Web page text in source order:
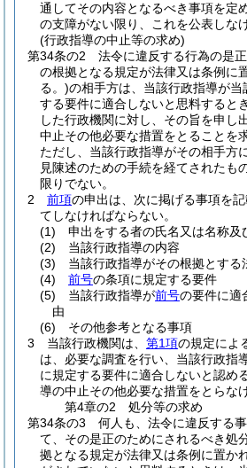
通してその内容となるべき事項を定
の支障がない限り、これを公表しな
(行政指導の中止等の求め)
第34条の2
法令に違反する行為の是
の根拠となる規定が法律又は条例に
る。)の相手方は、当該行政指導が
する要件に適合しないと思料すると
した行政機関に対し、その旨を申し
中止その他必要な措置をとることを
ただし、当該行政指導がその相手方
見陳述のための手続を経てされたも
限りでない。
2
前項の申出は、次に掲げる事項を
てしなければならない。
(1)
申出をする者の氏名又は名称及
(2)
当該行政指導の内容
(3)
当該行政指導がその根拠とする
(4)
前号の条項に規定する要件
(5)
当該行政指導が前号の要件に適
由
(6)
その他参考となる事項
3
当該行政機関は、 第1項の規定によ
は、必要な調査を行い、当該行政指
に規定する要件に適合しないと認め
導の中止その他必要な措置をとらな
第4章の2
処分等の求め
第34条の3
何人も、法令に違反する
て、その是正のためにされるべき処
拠となる規定が法律又は条例に置か